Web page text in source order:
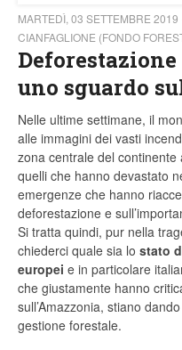
MARTEDÌ, 03 SETTEMBRE 2019
CIANFAGLIONE (FONDO
uno sguardo
Nelle ultime settimane, il
alle immagini dei vasti
zona centrale del
quelli che hanno devastato
emergenze che hanno
deforestazione e
Si tratta quindi, pur nella
chiederci quale sia lo stato
europei e in particolare
che giustamente hanno
sull’Amazzonia, stiano
gestione forestale.